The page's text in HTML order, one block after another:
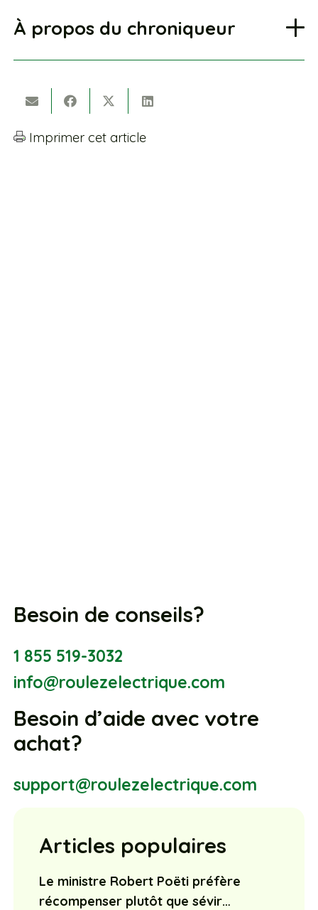
À propos du chroniqueur
Imprimer cet article
Besoin de conseils?
1 855 519-3032
info@roulezelectrique.com
Besoin d’aide avec votre
achat?
support@roulezelectrique.com
Articles populaires
Le ministre Robert Poëti préfère
récompenser plutôt que sévir…